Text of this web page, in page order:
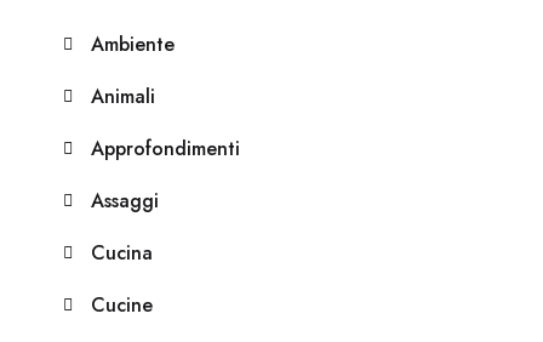
Ambiente
Animali
Approfondimenti
Assaggi
Cucina
Cucine